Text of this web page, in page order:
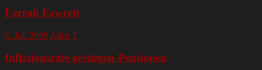
Farrah Fawcett
6. Juli 2009 Alice 2
Inflationsrate gestiegen-Pensionen